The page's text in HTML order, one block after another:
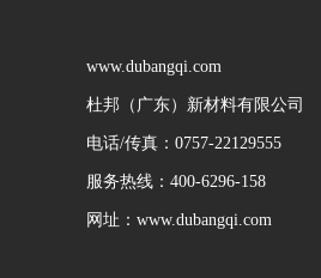
www.dubangqi.com
杜邦（广东）新材料有限公司
电话/传真：0757-22129555
服务热线：400-6296-158
网址：www.dubangqi.com